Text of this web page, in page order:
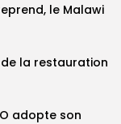
le Malawi
la restauration
adopte son